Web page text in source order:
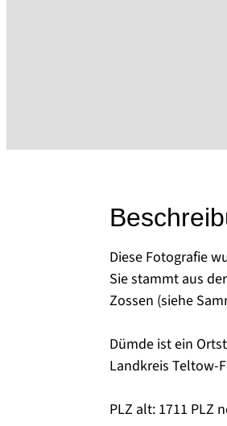
Diese Fotografie
Sie stammt aus
Zossen (siehe
Dümde ist ein
Landkreis Teltow-
PLZ alt: 1711 PLZ